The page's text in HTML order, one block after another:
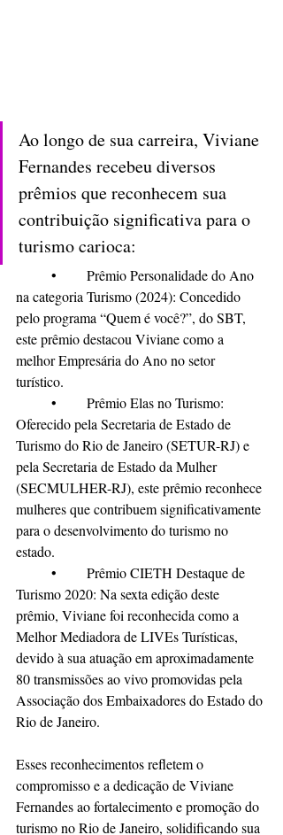
Ao longo de sua carreira, Viviane
Fernandes recebeu diversos
prêmios que reconhecem sua
contribuição significativa para o
turismo carioca:
na categoria Turismo (2024): Concedido
pelo programa “Quem é você?”, do SBT,
este prêmio destacou Viviane como a
melhor Empresária do Ano no setor
turístico.
Oferecido pela Secretaria de Estado de
Turismo do Rio de Janeiro (SETUR-RJ) e
pela Secretaria de Estado da Mulher
(SECMULHER-RJ), este prêmio reconhece
mulheres que contribuem significativamente
para o desenvolvimento do turismo no
estado.
Turismo 2020: Na sexta edição deste
prêmio, Viviane foi reconhecida como a
Melhor Mediadora de LIVEs Turísticas,
devido à sua atuação em aproximadamente
80 transmissões ao vivo promovidas pela
Associação dos Embaixadores do Estado do
Rio de Janeiro.
Esses reconhecimentos refletem o
compromisso e a dedicação de Viviane
Fernandes ao fortalecimento e promoção do
turismo no Rio de Janeiro, solidificando sua